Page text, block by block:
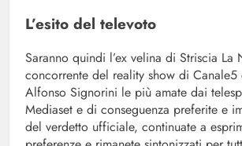
L’esito del televoto
Saranno quindi l’ex velina di Striscia La
concorrente del reality show di
Alfonso Signorini le più amate dai
Mediaset e di conseguenza preferite e
del verdetto ufficiale, continuate a